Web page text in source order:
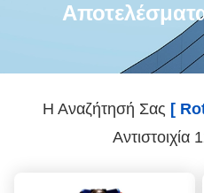
Η Αναζήτησή Σας [
Αντιστοιχία